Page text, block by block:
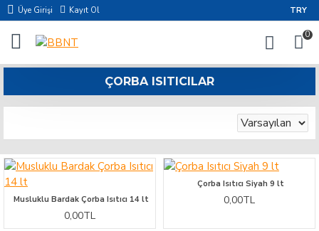
Üye Girişi Kayıt Ol TRY
0
ÇORBA ISITICILAR
Musluklu Bardak Çorba Isıtıcı 14 lt
0,00TL
Çorba Isıtıcı Siyah 9 lt
0,00TL